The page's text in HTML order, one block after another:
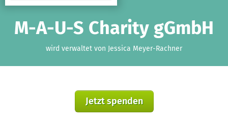
M-A-U-S Charity gGmbH
wird verwaltet von Jessica Meyer-Rachner
Jetzt spenden